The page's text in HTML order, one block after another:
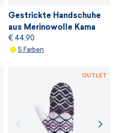
Gestrickte Handschuhe
aus Merinowolle Kama
R120
€ 44,90
5 Farben
OUTLET